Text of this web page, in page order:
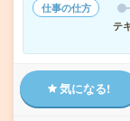
仕事の仕方
テ
気になる!